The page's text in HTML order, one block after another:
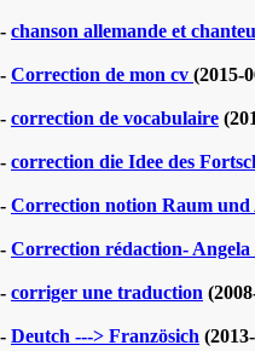
- chanson allemande et
- Correction de mon cv (2015-
- correction de vocabulaire
- correction die Idee des
- Correction notion Raum und
- Correction rédaction-
- corriger une traduction
- Deutch ---> Französich